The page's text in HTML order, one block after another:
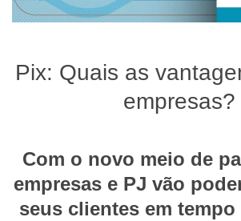
Pix: Quais as
empresas?
Com o novo meio de
empresas e PJ vão
seus clientes em